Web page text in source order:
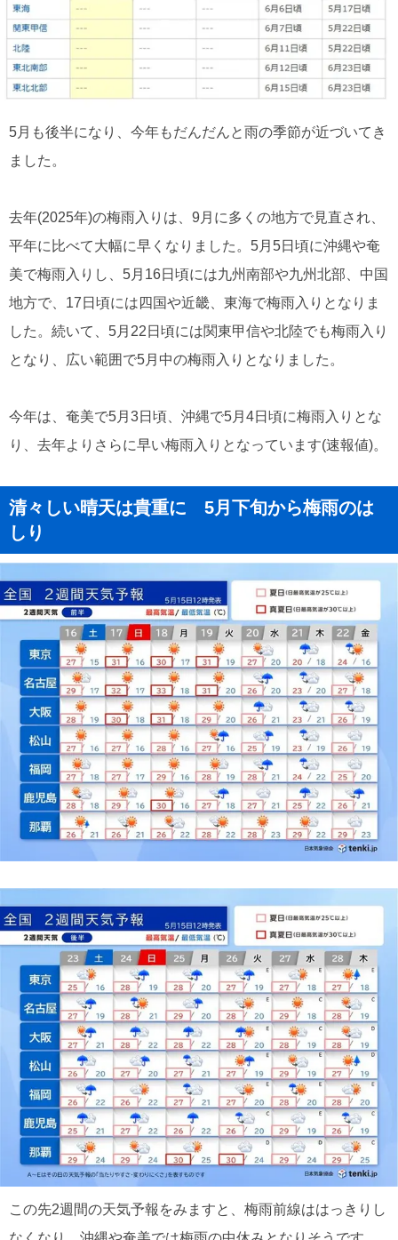
5月も後半になり、今年もだんだんと雨の季節が近づいてき
ました。
去年(2025年)の梅雨入りは、9月に多くの地方で見直され、
平年に比べて大幅に早くなりました。5月5日頃に沖縄や奄
美で梅雨入りし、5月16日頃には九州南部や九州北部、中国
地方で、17日頃には四国や近畿、東海で梅雨入りとなりま
した。続いて、5月22日頃には関東甲信や北陸でも梅雨入り
となり、広い範囲で5月中の梅雨入りとなりました。
今年は、奄美で5月3日頃、沖縄で5月4日頃に梅雨入りとな
り、去年よりさらに早い梅雨入りとなっています(速報値)。
清々しい晴天は貴重に 5月下旬から梅雨のは
しり
この先2週間の天気予報をみますと、梅雨前線ははっきりし